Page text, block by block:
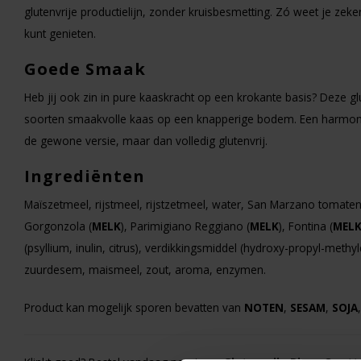
glutenvrije productielijn, zonder kruisbesmetting. Zó weet je
kunt genieten.
Goede Smaak
Heb jij ook zin in pure kaaskracht op een krokante basis? Deze
soorten smaakvolle kaas op een knapperige bodem. Een
de gewone versie, maar dan volledig glutenvrij.
Ingrediënten
Maïszetmeel, rijstmeel, rijstzetmeel, water, San Marzano
Gorgonzola (MELK), Parimigiano Reggiano (MELK), Fontina (MELK
(psyllium, inulin, citrus), verdikkingsmiddel (hydroxy-propyl-
zuurdesem, maismeel, zout, aroma, enzymen.
Product kan mogelijk sporen bevatten van NOTEN, SESAM, SOJA,
Op voorraad
475 gram
€13,95